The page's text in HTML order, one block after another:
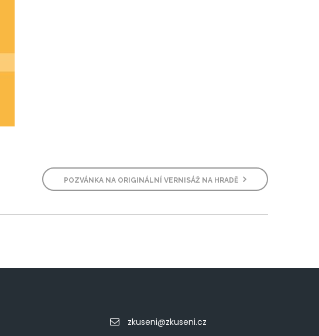
POZVÁNKA NA ORIGINÁLNÍ VERNISÁŽ NA HRADĚ
zkuseni@zkuseni.cz